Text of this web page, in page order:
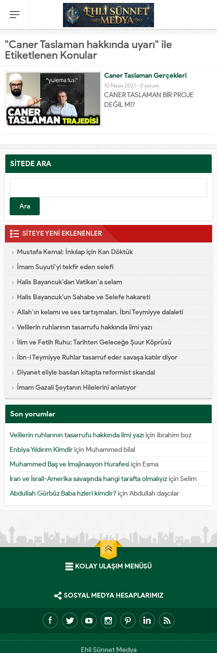
"Caner Taslaman hakkında uyarı" ile
Etiketlenen Konular
Caner Taslaman Gerçekleri
10 Mayıs 2021 - 0 yorum
CANER TASLAMAN BİR PROJE
DEĞİL Mİ?
SİTEDE ARA
SİTEYE YENİ EKLENENLER
Mustafa Kemal: İnkılap için Kan Döktük
İmam Suyuti’yi tekfir eden selefi
Halis Bayancuk’dan Vatikan’a selam
Halis Bayancuk’un Sahabe ve Selefe hakareti
Allah’ın kelamı ve ses tartışmaları. İbni Teymiyye dalaleti
Velilerin ruhlarının tasarrufu hakkında ilmi yazı
İlim ve Fetih Ruhu: Tarihten Geleceğe Şuur Köprüsü
İbn-i Teymiyye Ruhlar tasarruf eder savaşa katılır diyor
Diyanet eliyle basılan kitapta reformist skandal
İmam Gazali Şeytanın Hilelerini anlatıyor
Son yorumlar
Velilerin ruhlarının tasarrufu hakkında ilmi yazıiçin ibrahim boz
Enbiya Yıldırım Kimdiriçin Muhammed bilal
Muhammed Baş ve İmajinasyon Hurafesiiçin Esma
İran ve İsrail-Amerika savaşında hangi tarafta olmalıyıziçin Selim
Abdullah Gürbüz Baba hzleri kimdir?için Abdullah daşcılar
KOLAY ULAŞIM MENÜSÜ
SOSYAL MEDYA HESAPLARIMIZ
Ehli Sünnet Medya